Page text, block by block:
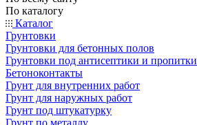
По каталогу
Каталог
Грунтовки
Грунтовки для бетонных полов
Грунтовки под антисептики и пропитки
Бетоноконтакты
Грунт для внутренних работ
Грунт для наружных работ
Грунт под штукатурку
Грунт по металлу